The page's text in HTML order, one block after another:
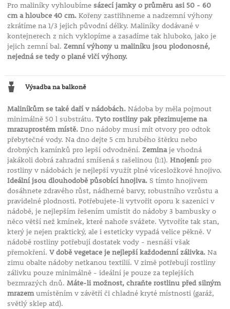
Pro maliníky vyhloubíme sázecí jamky o průměru asi 50 - 60
cm a hloubce 40 cm.Kořeny zastřihneme a nadzemní výhony
zkrátíme na 1/3 jejich původní délky. Maliníky dodávané v
kontejnerech z nich vyklopíme a zasadíme tak hluboko, jako je
jejich zemní bal. Zemní výhony u maliníku jsou plodonosné,
nejedná se tedy o plané vlčí výhony.
Výsadba na balkoně
Maliníkům se také daří v nádobách.Nádoba by měla pojmout
minimálně 50 l substrátu. Tyto rostliny pak přezimujeme na
mrazuprostém místě.Dno nádoby musí mít otvory pro odtok
přebytečné vody. Na dno dejte 5 cm hrubého štěrku nebo
drobných kamínků pro lepší odvodnění. Zeminaje vhodná
jakákoli dobrá zahradní smíšená s rašelinou (1:1). Hnojení:pro
rostliny v nádobách je nejlepší využít plné vícesložkové hnojivo.
Ideální jsou dlouhodobě působící hnojiva.S tímto hnojivem
dosáhnete zdravého růst, nádherné barvy, robustního vzrůstu a
pravidelné plodnosti. Potřebujete-li vytvořit oporu k sazenici v
nádobě, je nejlepším řešením umístit do nádoby 3 bambusky o
něco větší než kmínek, které nahoře svážete. Vytvoříte tak stan,
který je nejen praktický, ale i esteticky vypadá velice pěkně. V
nádobě rostliny potřebují dostatek vody - nesnáší však
přemokření. V době vegetace je nejlepší každodenní zálivka.Na
zimu obalte nádoby netkanou textilií. V zimě potřebují rostliny
zálivku pouze minimálně - ideální je pouze za teplejších
bezmrazých dnů. Máte-li možnost, chraňte rostlinu před silným
mrazemumístěním v závětří či chladné kryté místnosti (garáž,
světlý sklep atd).